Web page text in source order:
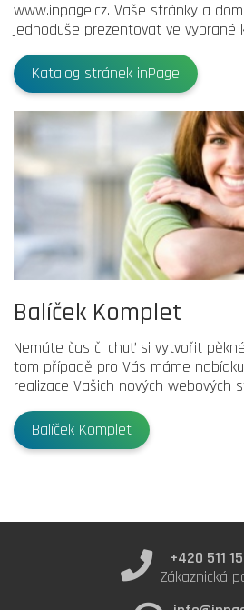
www.inpage.cz. Vaše stránky a
jednoduše prezentovat ve vybrané
Katalog stránek inPage
Balíček Komplet
Nemáte čas či chuť si vytvořit
tom případě pro Vás máme
realizace Vašich nových webových
Balíček Komplet
+420 511
Zákaznická